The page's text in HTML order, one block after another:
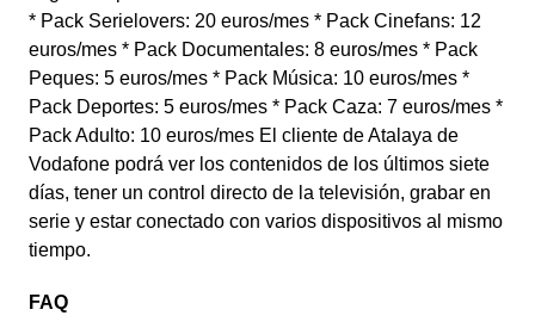
* Pack Serielovers: 20 euros/mes * Pack Cinefans: 12
euros/mes * Pack Documentales: 8 euros/mes * Pack
Peques: 5 euros/mes * Pack Música: 10 euros/mes *
Pack Deportes: 5 euros/mes * Pack Caza: 7 euros/mes *
Pack Adulto: 10 euros/mes El cliente de Atalaya de
Vodafone podrá ver los contenidos de los últimos siete
días, tener un control directo de la televisión, grabar en
serie y estar conectado con varios dispositivos al mismo
tiempo.
FAQ